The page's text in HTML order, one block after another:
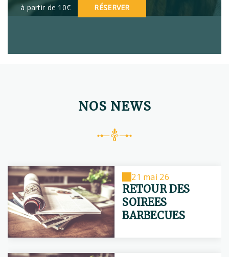
à partir de 10€ RÉSERVER
NOS NEWS
21 mai 26
RETOUR DES
SOIREES
BARBECUES